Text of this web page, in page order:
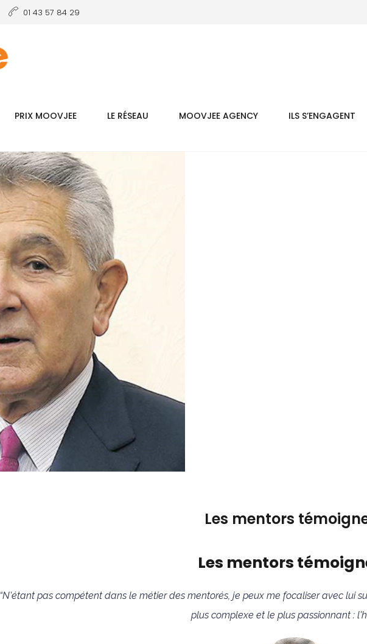
01 43 57 84 29
PRIX MOOVJEE LE RÉSEAU MOOVJEE AGENCY ILS S’ENGAGENT
Les mentors
Les mentors
“N'étant pas compétent dans le métier des mentorés, je peux me focaliser avec lui
plus complexe et le plus passionnant :